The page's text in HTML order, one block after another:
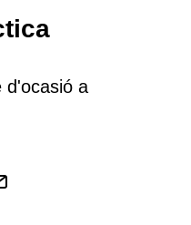
d'ocasió a